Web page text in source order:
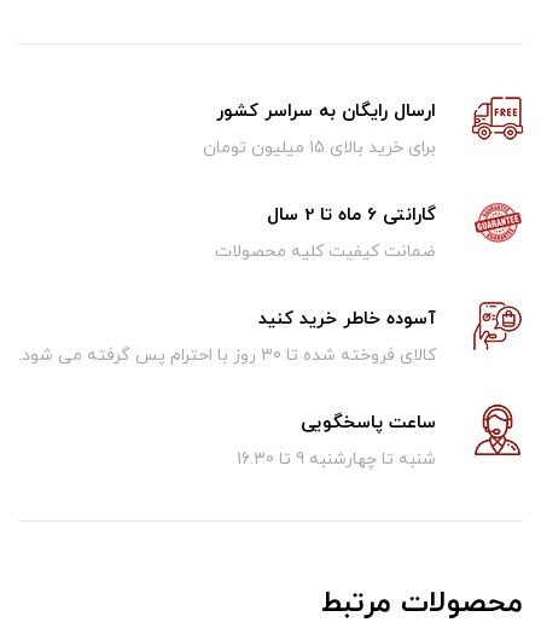
ارسال رایگان به سراسر کشور
برای خرید بالای ۱5 میلیون تومان
گارانتی 6 ماه تا 2 سال
ضمانت کیفیت کلیه محصولات
آسوده خاطر خرید کنید
کالای فروخته شده تا 30 روز با احترام پس گرفته می شود.
ساعت پاسخگویی
شنبه تا چهارشنبه 9 تا 16.30
محصولات مرتبط